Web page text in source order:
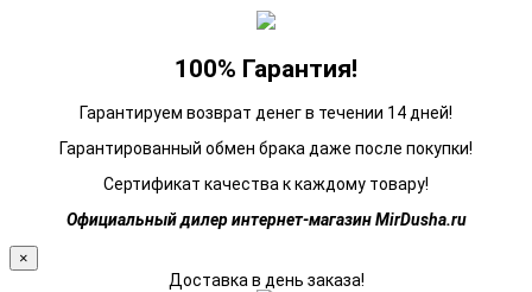
100% Гарантия!
Гарантируем возврат денег в течении 14 дней!
Гарантированный обмен брака даже после покупки!
Сертификат качества к каждому товару!
Официальный дилер интернет-магазин MirDusha.ru
×
Доставка в день заказа!